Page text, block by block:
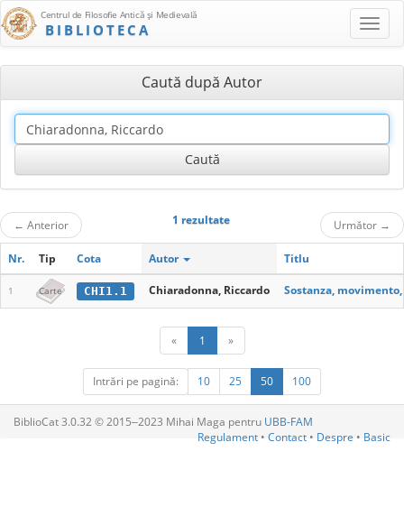
Centrul de Filosofie Antică şi Medievală
BIBLIOTECA
Caută după Autor
← Anterior 1 rezultate Următor →
Nr. Tip Cota Autor Titlu
1 Carte CHI1.1 Chiaradonna, Riccardo Sostanza,
« 1 »
Intrări pe pagină: 10 25 50 100
BiblioCat 3.0.32 © 2015‒2023 Mihai Maga pentru UBB-FAM
Regulament • Contact • Despre • Basic